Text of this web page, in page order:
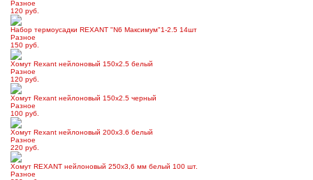
Разное
120 руб.
Набор термоусадки REXANT "N6 Максимум"1-2.5 14шт
Разное
150 руб.
Хомут Rexant нейлоновый 150х2.5 белый
Разное
120 руб.
Хомут Rexant нейлоновый 150х2.5 черный
Разное
100 руб.
Хомут Rexant нейлоновый 200х3.6 белый
Разное
220 руб.
Хомут REXANT нейлоновый 250х3,6 мм белый 100 шт.
Разное